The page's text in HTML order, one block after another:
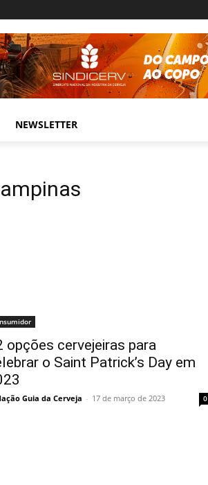
NEWSLETTER
opções cervejeiras para
o Saint Patrick’s Day em
Guia da Cerveja - 17 de março de 2023 0